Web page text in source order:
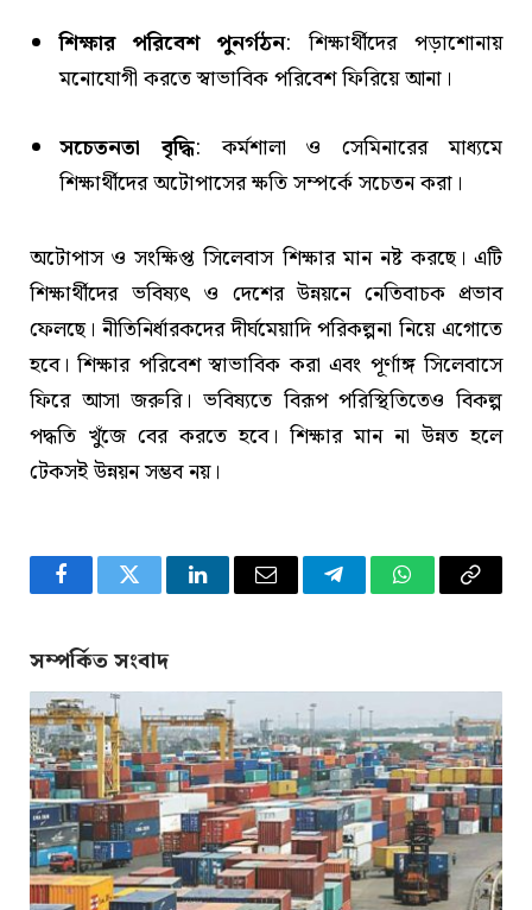
শিক্ষার পরিবেশ পুনর্গঠন: শিক্ষার্থীদের পড়াশোনায়
মনোযোগী করতে স্বাভাবিক পরিবেশ ফিরিয়ে আনা।
সচেতনতা বৃদ্ধি: কর্মশালা ও সেমিনারের মাধ্যমে
শিক্ষার্থীদের অটোপাসের ক্ষতি সম্পর্কে সচেতন করা।
অটোপাস ও সংক্ষিপ্ত সিলেবাস শিক্ষার মান নষ্ট করছে। এটি
শিক্ষার্থীদের ভবিষ্যৎ ও দেশের উন্নয়নে নেতিবাচক প্রভাব
ফেলছে। নীতিনির্ধারকদের দীর্ঘমেয়াদি পরিকল্পনা নিয়ে এগোতে
হবে। শিক্ষার পরিবেশ স্বাভাবিক করা এবং পূর্ণাঙ্গ সিলেবাসে
ফিরে আসা জরুরি। ভবিষ্যতে বিরূপ পরিস্থিতিতেও বিকল্প
পদ্ধতি খুঁজে বের করতে হবে। শিক্ষার মান না উন্নত হলে
টেকসই উন্নয়ন সম্ভব নয়।
FacebookTwitter LinkedInEmail TelegramWhatsApp
Copy
সম্পর্কিত সংবাদ